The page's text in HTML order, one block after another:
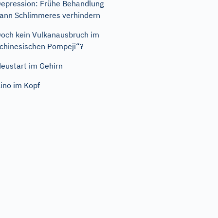
Frühe Behandlung
Schlimmeres verhindern
kein Vulkanausbruch im
Pompeji“?
im Gehirn
im Kopf